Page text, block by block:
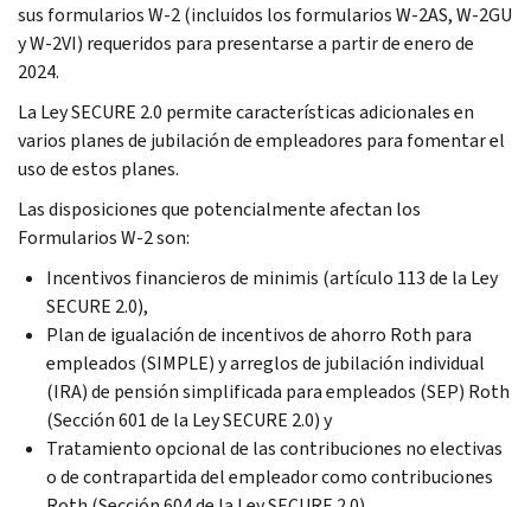
sus formularios W-2 (incluidos los formularios W-2AS, W-2GU
y W-2VI) requeridos para presentarse a partir de enero de
2024.
La Ley SECURE 2.0 permite características adicionales en
varios planes de jubilación de empleadores para fomentar el
uso de estos planes.
Las disposiciones que potencialmente afectan los
Formularios W-2 son:
Incentivos financieros de minimis (artículo 113 de la Ley
SECURE 2.0),
Plan de igualación de incentivos de ahorro Roth para
empleados (SIMPLE) y arreglos de jubilación individual
(IRA) de pensión simplificada para empleados (SEP) Roth
(Sección 601 de la Ley SECURE 2.0) y
Tratamiento opcional de las contribuciones no electivas
o de contrapartida del empleador como contribuciones